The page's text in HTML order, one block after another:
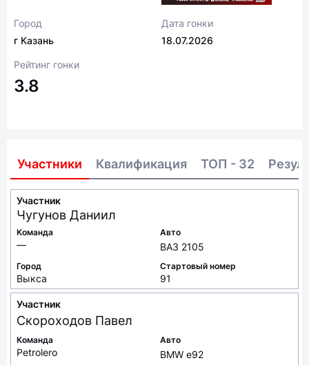
Город
г Казань
Дата гонки
18.07.2026
Рейтинг гонки
3.8
Участники Квалификация ТОП - 32
Участник
Чугунов Даниил
Команда
—
Авто
ВАЗ 2105
Город
Выкса
Стартовый номер
91
Участник
Скороходов Павел
Команда
Petrolero
Авто
BMW e92